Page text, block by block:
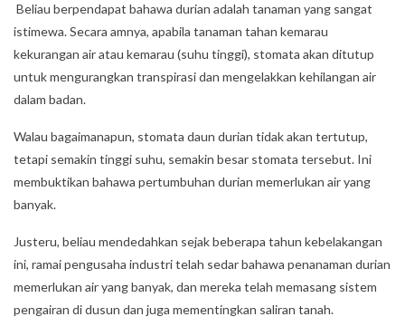
Beliau berpendapat bahawa durian adalah tanaman yang sangat
istimewa. Secara amnya, apabila tanaman tahan kemarau
kekurangan air atau kemarau (suhu tinggi), stomata akan ditutup
untuk mengurangkan transpirasi dan mengelakkan kehilangan air
dalam badan.
Walau bagaimanapun, stomata daun durian tidak akan tertutup,
tetapi semakin tinggi suhu, semakin besar stomata tersebut. Ini
membuktikan bahawa pertumbuhan durian memerlukan air yang
banyak.
Justeru, beliau mendedahkan sejak beberapa tahun kebelakangan
ini, ramai pengusaha industri telah sedar bahawa penanaman durian
memerlukan air yang banyak, dan mereka telah memasang sistem
pengairan di dusun dan juga mementingkan saliran tanah.